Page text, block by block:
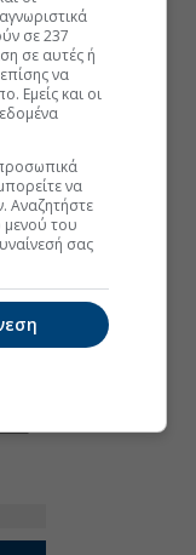
σε 237
σε αυτές ή
να
Εμείς και οι
να
Αναζητήστε
μενού του
σας